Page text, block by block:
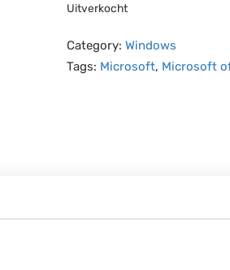
Uitverkocht
Category: Windows
Tags: Microsoft, Microsoft